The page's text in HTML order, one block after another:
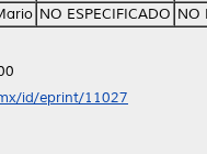
NO ESPECIFICADO NO
id/eprint/11027